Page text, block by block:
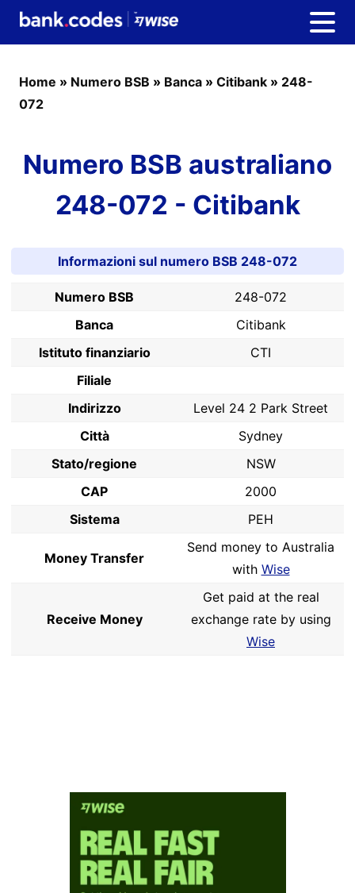
Home » Numero BSB » Banca » Citibank » 248-
072
Numero BSB australiano
248-072 - Citibank
Informazioni sul numero BSB 248-072
Numero BSB
248-072
Banca
Citibank
Istituto finanziario
CTI
Filiale
Indirizzo
Level 24 2 Park Street
Città
Sydney
Stato/regione
NSW
CAP
2000
Sistema
PEH
Money Transfer
Send money to Australia
with Wise
Receive Money
Get paid at the real
exchange rate by using
Wise